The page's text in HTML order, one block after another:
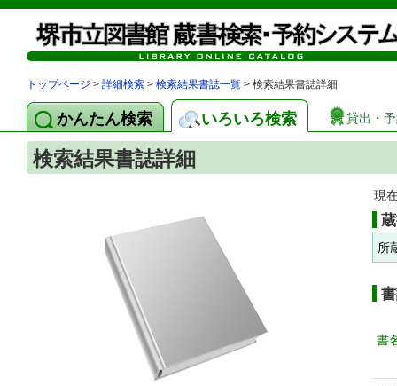
トップページ > 詳細検索 > 検索結果書誌一覧 > 検索結果書誌詳細
かんたん検索 いろいろ検索 貸出・
検索結果書誌詳細
現
所
書